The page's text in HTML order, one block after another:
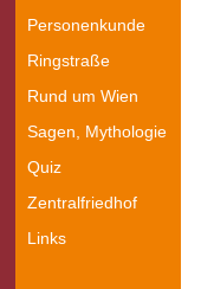
Personenkunde
Ringstraße
Rund um Wien
Sagen, Mythologie
Quiz
Zentralfriedhof
Links